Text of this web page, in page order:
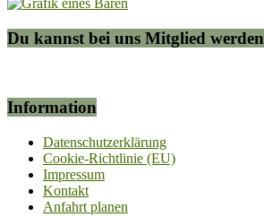
Du kannst bei uns Mitglied werden
Information
Datenschutzerklärung
Cookie-Richtlinie (EU)
Impressum
Kontakt
Anfahrt planen